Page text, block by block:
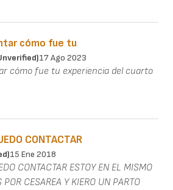
cómo fue tu
17 Ago 2023
cómo fue tu experiencia del cuarto
CONTACTAR
15 Ene 2018
CONTACTAR ESTOY EN EL MISMO
CESAREA Y KIERO UN PARTO